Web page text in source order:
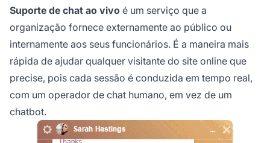
Suporte de chat ao vivo é um serviço que a
organização fornece externamente ao público ou
internamente aos seus funcionários. É a maneira mais
rápida de ajudar qualquer visitante do site online que
precise, pois cada sessão é conduzida em tempo real,
com um operador de chat humano, em vez de um
chatbot.